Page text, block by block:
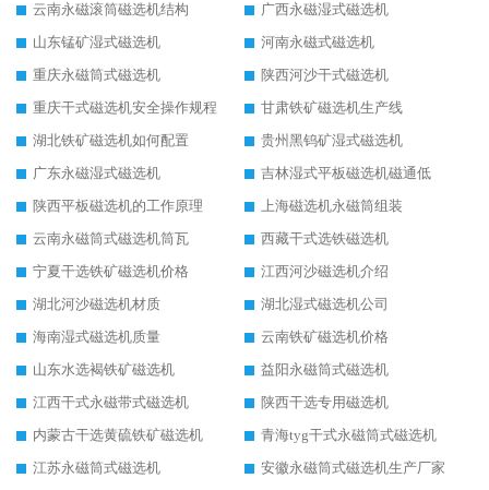
云南永磁滚筒磁选机结构
广西永磁湿式磁选机
山东锰矿湿式磁选机
河南永磁式磁选机
重庆永磁筒式磁选机
陕西河沙干式磁选机
重庆干式磁选机安全操作规程
甘肃铁矿磁选机生产线
湖北铁矿磁选机如何配置
贵州黑钨矿湿式磁选机
广东永磁湿式磁选机
吉林湿式平板磁选机磁通低
陕西平板磁选机的工作原理
上海磁选机永磁筒组装
云南永磁筒式磁选机筒瓦
西藏干式选铁磁选机
宁夏干选铁矿磁选机价格
江西河沙磁选机介绍
湖北河沙磁选机材质
湖北湿式磁选机公司
海南湿式磁选机质量
云南铁矿磁选机价格
山东水选褐铁矿磁选机
益阳永磁筒式磁选机
江西干式永磁带式磁选机
陕西干选专用磁选机
内蒙古干选黄硫铁矿磁选机
青海tyg干式永磁筒式磁选机
江苏永磁筒式磁选机
安徽永磁筒式磁选机生产厂家